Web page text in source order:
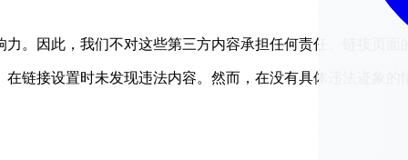
。因此，我们不对这些第三方内容承担任何责任。链接页
链接设置时未发现违法内容。然而，在没有具体违法迹象